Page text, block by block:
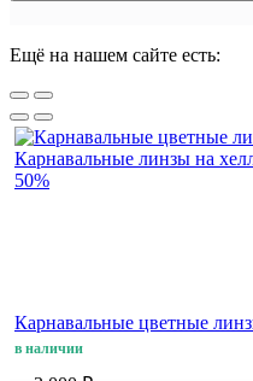
Ещё на нашем сайте есть:
50%
Карнавальные цветные
в наличии